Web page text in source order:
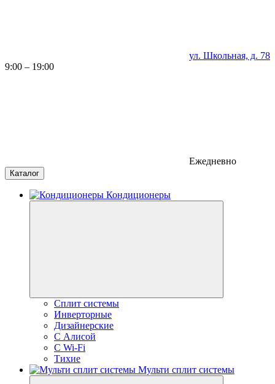
ул. Школьная, д. 78
9:00 – 19:00
Ежедневно
Каталог
Кондиционеры
Сплит системы
Инверторные
Дизайнерские
С Алисой
C Wi-Fi
Тихие
Мульти сплит системы